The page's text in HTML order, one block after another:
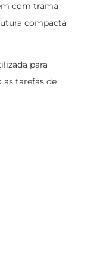
com trama
compacta
para
tarefas de